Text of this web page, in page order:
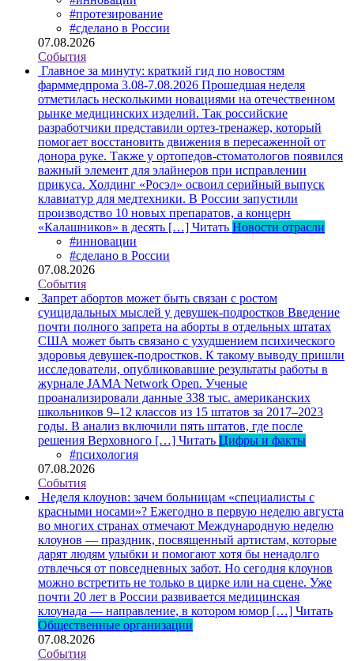
#протезирование
#сделано в России
07.08.2026
События
Главное за минуту: краткий гид по новостям
фарммедпрома 3.08-7.08.2026 Прошедшая неделя
отметилась несколькими новациями на отечественном
рынке медицинских изделий. Так российские
разработчики представили ортез-тренажер, который
помогает восстановить движения в пересаженной от
донора руке. Также у ортопедов-стоматологов появился
важный элемент для элайнеров при исправлении
прикуса. Холдинг «Росэл» освоил серийный выпуск
клавиатур для медтехники. В России запустили
производство 10 новых препаратов, а концерн
«Калашников» в десять […] Читать Новости отрасли
#инновации
#сделано в России
07.08.2026
События
Запрет абортов может быть связан с ростом
суицидальных мыслей у девушек-подростков Введение
почти полного запрета на аборты в отдельных штатах
США может быть связано с ухудшением психического
здоровья девушек-подростков. К такому выводу пришли
исследователи, опубликовавшие результаты работы в
журнале JAMA Network Open. Ученые
проанализировали данные 338 тыс. американских
школьников 9–12 классов из 15 штатов за 2017–2023
годы. В анализ включили пять штатов, где после
решения Верховного […] Читать Цифры и факты
#психология
07.08.2026
События
Неделя клоунов: зачем больницам «специалисты с
красными носами»? Ежегодно в первую неделю августа
во многих странах отмечают Международную неделю
клоунов — праздник, посвященный артистам, которые
дарят людям улыбки и помогают хотя бы ненадолго
отвлечься от повседневных забот. Но сегодня клоунов
можно встретить не только в цирке или на сцене. Уже
почти 20 лет в России развивается медицинская
клоунада — направление, в котором юмор […] Читать
Общественные организации
07.08.2026
События